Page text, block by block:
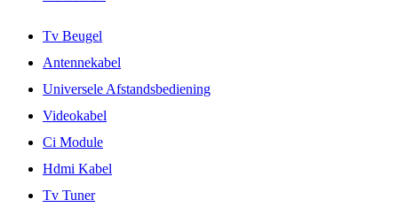
Tv Beugel
Antennekabel
Universele Afstandsbediening
Videokabel
Ci Module
Hdmi Kabel
Tv Tuner